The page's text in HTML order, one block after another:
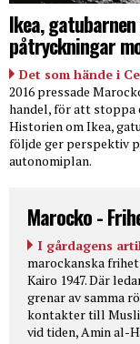
Ikea,
påtryckningar
Det som hände i
2016 pressade
handel, för att stoppa
Historien om Ikea,
följde ger perspektiv
autonomiplan.
Marocko -
I gårdagens
marockanska
Kairo 1947. Där
grenar av samma
kontakter till
vid tiden, Amin al-